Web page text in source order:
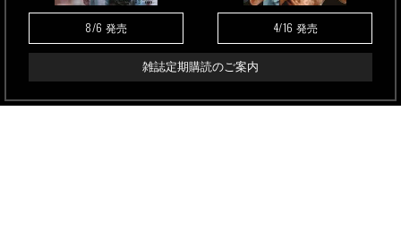
8/6 発売 4/16 発売
雑誌定期購読のご案内